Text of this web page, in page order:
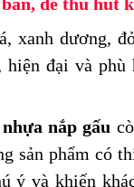
xanh dương,
hiện đại và
nhựa nắp gấu
sản phẩm có
ý và khiến